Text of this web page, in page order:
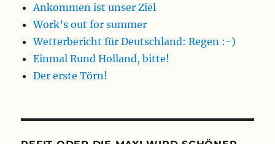
Ankommen ist unser Ziel
Work’s out for summer
Wetterbericht für Deutschland: Regen :-)
Einmal Rund Holland, bitte!
Der erste Törn!